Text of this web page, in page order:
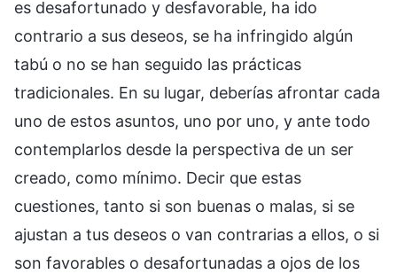
es desafortunado y desfavorable, ha ido
contrario a sus deseos, se ha infringido algún
tabú o no se han seguido las prácticas
tradicionales. En su lugar, deberías afrontar cada
uno de estos asuntos, uno por uno, y ante todo
contemplarlos desde la perspectiva de un ser
creado, como mínimo. Decir que estas
cuestiones, tanto si son buenas o malas, si se
ajustan a tus deseos o van contrarias a ellos, o si
son favorables o desafortunadas a ojos de los